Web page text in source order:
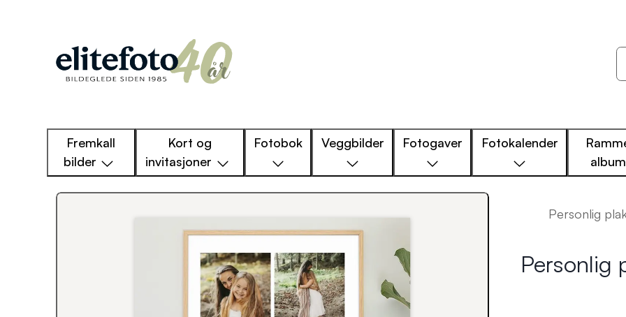
Fremkall
bilder
Kort og
invitasjoner
Fotobok Veggbilder Fotogaver Fotokalender
album
Personlig
Personlig